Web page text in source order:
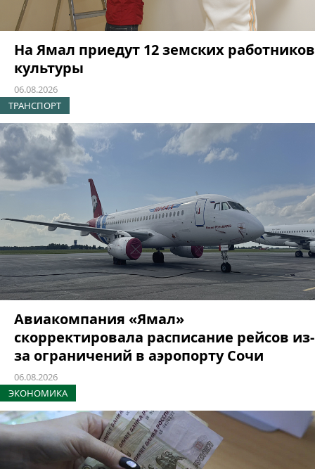
На Ямал приедут 12 земских работников
культуры
06.08.2026
ТРАНСПОРТ
Авиакомпания «Ямал»
скорректировала расписание рейсов из-
за ограничений в аэропорту Сочи
06.08.2026
ЭКОНОМИКА